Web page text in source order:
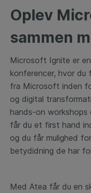
Oplev
sammen
Microsoft Ignite er
konferencer, hvor du
fra Microsoft inden
og digital
hands-on workshops
får du et first hand
og du får mulighed
betydidning de har
Med Atea får du en